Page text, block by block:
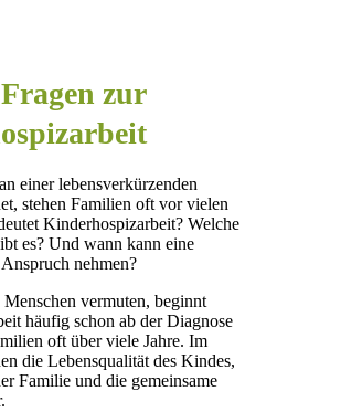
zur
einer lebensverkürzenden
stehen Familien oft vor vielen
Kinderhospizarbeit? Welche
es? Und wann kann eine
nehmen?
vermuten, beginnt
häufig schon ab der Diagnose
oft über viele Jahre. Im
die Lebensqualität des Kindes,
Familie und die gemeinsame